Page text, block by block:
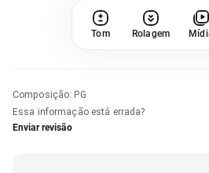
Tom Rolagem
Composição: PG
Essa informação está errada?
Enviar revisão